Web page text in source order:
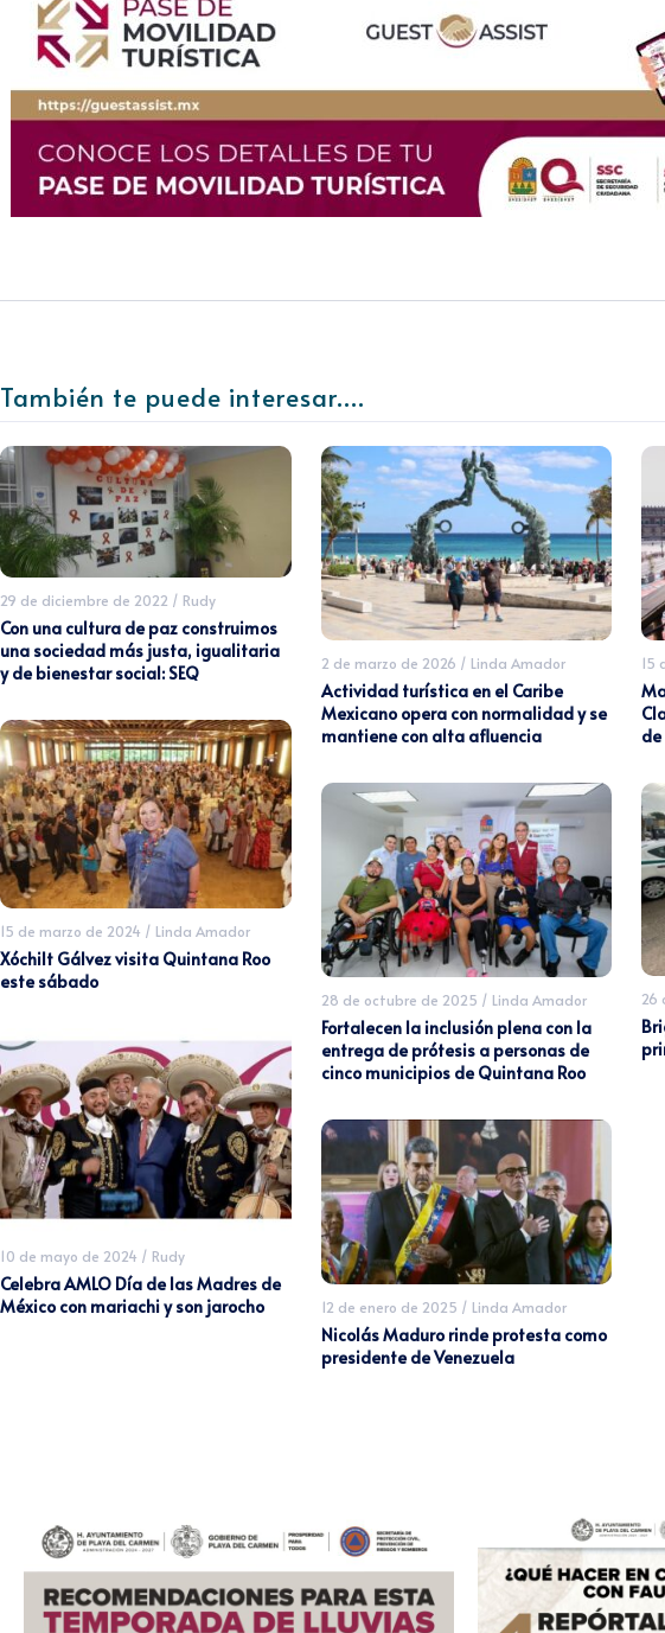
También te puede interesar....
29 de diciembre de 2022 / Rudy
Con una cultura de paz construimos
una sociedad más justa, igualitaria
y de bienestar social: SEQ
15 de marzo de 2024 / Linda Amador
Xóchilt Gálvez visita Quintana Roo
este sábado
10 de mayo de 2024 / Rudy
Celebra AMLO Día de las Madres de
México con mariachi y son jarocho
2 de marzo de 2026 / Linda Amador
Actividad turística en el Caribe
Mexicano opera con normalidad y se
mantiene con alta afluencia
28 de octubre de 2025 / Linda Amador
Fortalecen la inclusión plena con la
entrega de prótesis a personas de
cinco municipios de Quintana Roo
12 de enero de 2025 / Linda Amador
Nicolás Maduro rinde protesta como
presidente de Venezuela
15
26